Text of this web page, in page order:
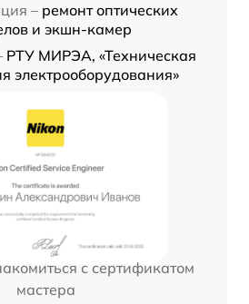
– ремонт оптических
и экшн-камер
РТУ МИРЭА, «Техническая
электрооборудования»
с сертификатом
мастера